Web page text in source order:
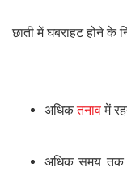
छाती में घबराहट होने के
अधिकतनावमें
अधिक समय तक